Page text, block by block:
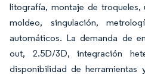
litografía, montaje de troqueles,
moldeo, singulación,
automáticos. La demanda de
out, 2.5D/3D, integración
disponibilidad de herramientas